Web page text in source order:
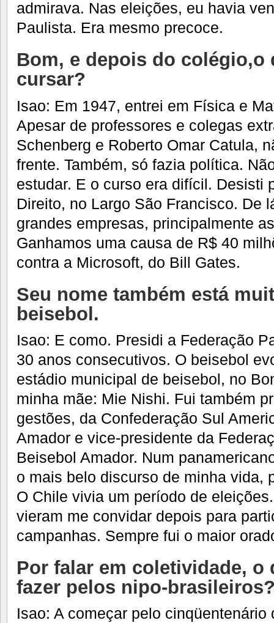
admirava. Nas eleições, eu havia
Paulista. Era mesmo precoce.
Bom, e depois do colégio,o
cursar?
Isao: Em 1947, entrei em Física e
Apesar de professores e colegas
Schenberg e Roberto Omar Catula,
frente. Também, só fazia política.
estudar. E o curso era difícil. Desisti
Direito, no Largo São Francisco. De
grandes empresas, principalmente
Ganhamos uma causa de R$ 40
contra a Microsoft, do Bill Gates.
Seu nome também está
beisebol.
Isao: E como. Presidi a Federação
30 anos consecutivos. O beisebol
estádio municipal de beisebol, no
minha mãe: Mie Nishi. Fui também
gestões, da Confederação Sul
Amador e vice-presidente da
Beisebol Amador. Num
o mais belo discurso de minha vida,
O Chile vivia um período de
vieram me convidar depois para
campanhas. Sempre fui o maior
Por falar em coletividade, o
fazer pelos nipo-
Isao: A começar pelo